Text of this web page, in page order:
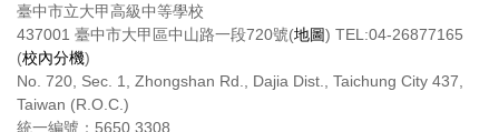
臺中市立大甲高級中等學校
437001 臺中市大甲區中山路一段720號(地圖) TEL:04-26877165
(校內分機)
No. 720, Sec. 1, Zhongshan Rd., Dajia Dist., Taichung City 437,
Taiwan (R.O.C.)
統一編號：5650 3308